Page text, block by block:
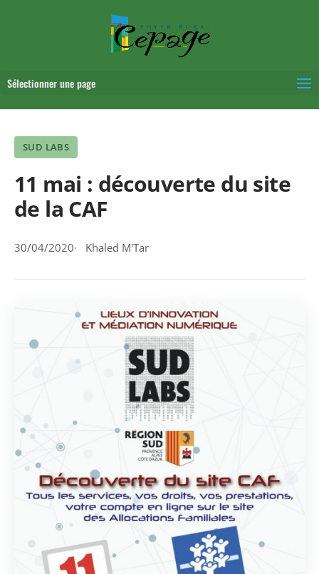
Sélectionner une page
SUD LABS
11 mai : découverte du site
de la CAF
30/04/2020 Khaled M'Tar